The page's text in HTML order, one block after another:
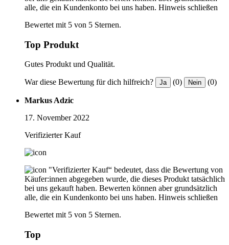
alle, die ein Kundenkonto bei uns haben. Hinweis schließen
Bewertet mit 5 von 5 Sternen.
Top Produkt
Gutes Produkt und Qualität.
War diese Bewertung für dich hilfreich? Ja (0) Nein (0)
Markus Adzic
17. November 2022
Verifizierter Kauf
"Verifizierter Kauf“ bedeutet, dass die Bewertung von
Käufer:innen abgegeben wurde, die dieses Produkt tatsächlich
bei uns gekauft haben. Bewerten können aber grundsätzlich
alle, die ein Kundenkonto bei uns haben. Hinweis schließen
Bewertet mit 5 von 5 Sternen.
Top